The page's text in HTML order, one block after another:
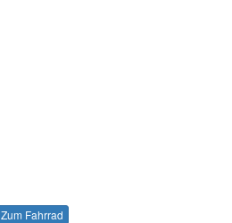
Zum Fahrrad